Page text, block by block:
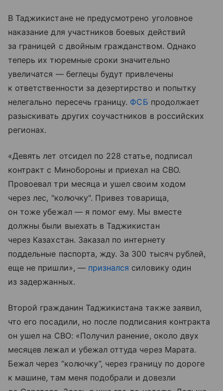
В Таджикистане не предусмотрено уголовное
наказание для участников боевых действий
за границей с двойным гражданством. Однако
теперь их тюремные сроки значительно
увеличатся — беглецы будут привлечены
к ответственности за дезертирство и попытку
нелегально пересечь границу. ФСБ продолжает
разыскивать других соучастников в российских
регионах.
«Девять лет отсидел по 228 статье, подписал
контракт с Минобороны и приехал на СВО.
Провоевал три месяца и ушел своим ходом
через лес, "колючку". Привез товарища,
он тоже убежал — я помог ему. Мы вместе
должны были выехать в Таджикистан
через Казахстан. Заказал по интернету
поддельные паспорта, жду. За 300 тысяч рублей,
еще не пришли», — признался силовику один
из задержанных.
Второй гражданин Таджикистана также заявил,
что его посадили, но после подписания контракта
он ушел на СВО: «Получил ранение, около двух
месяцев лежал и убежал оттуда через Марата.
Бежал через “колючку”, через границу по дороге
к машине, там меня подобрали и довезли